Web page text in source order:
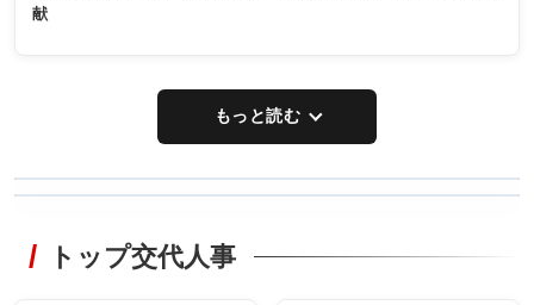
献
もっと読む
非鉄業界で
タックトレー
トップ交代人事